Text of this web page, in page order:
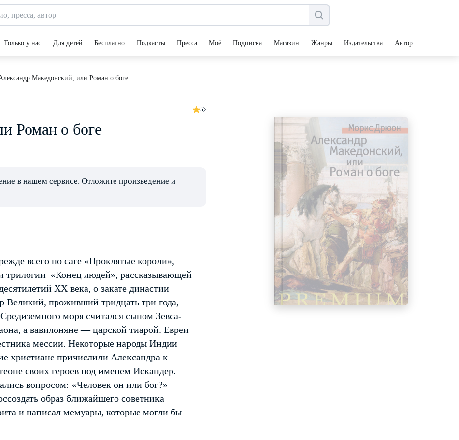
Только у нас Для детей Бесплатно Подкасты Пресса Моё Подписка Магазин Жанры Издательства Авторы
Македонский, или Роман о боге
5
Роман о боге
в нашем сервисе. Отложите произведение и
всего по саге «Проклятые короли»,
трилогии «Конец людей», рассказывающей
ХХ века, о закате династии
проживший тридцать три года,
моря считался сыном Зевса-
а вавилоняне — царской тиарой. Евреи
мессии. Некоторые народы Индии
христиане причислили Александра к
своих героев под именем Искандер.
вопросом: «Человек он или бог?»
образ ближайшего советника
и написал мемуары, которые могли бы